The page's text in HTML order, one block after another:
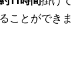
ことができま